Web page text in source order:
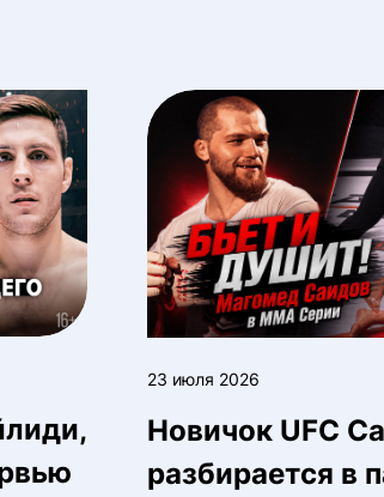
23 июля 2026
Новичок UFC
разбирается в